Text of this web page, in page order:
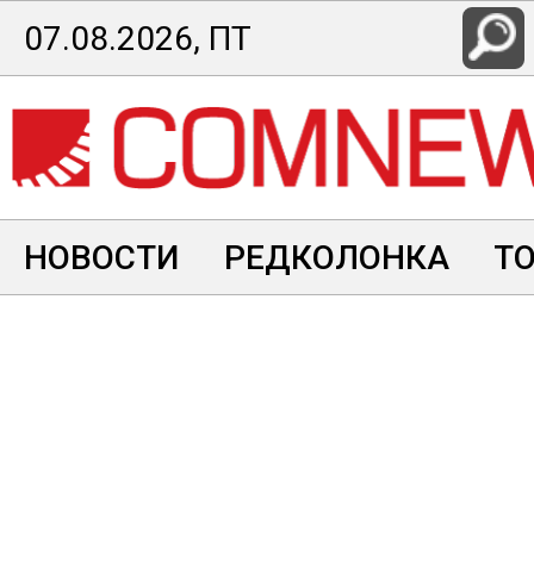
Перейти
к
основному
содержанию
07.08.2026, ПТ
НОВОСТИ РЕДКОЛОНКА